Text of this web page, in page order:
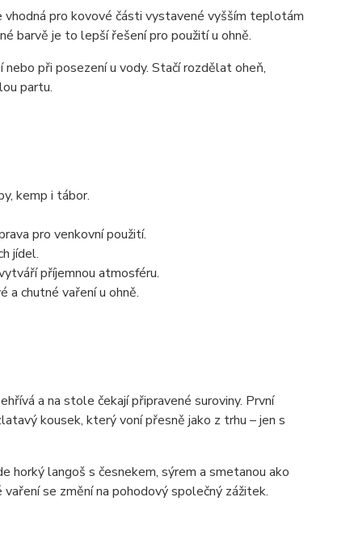
vhodná pro kovové části vystavené vyšším teplotám
barvě je to lepší řešení pro použití u ohně.
při posezení u vody. Stačí rozdělat oheň,
partu.
kemp i tábor.
pro venkovní použití.
jídel.
příjemnou atmosféru.
a chutné vaření u ohně.
a na stole čekají připravené suroviny. První
kousek, který voní přesně jako z trhu – jen s
horký langoš s česnekem, sýrem a smetanou ako
se změní na pohodový společný zážitek.